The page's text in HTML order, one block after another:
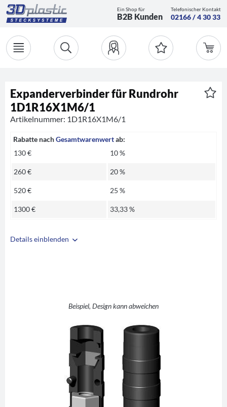
Ein Shop für
B2B Kunden
Telefonischer Kontakt
02166 / 4 30 33
Details einblenden
Beispiel, Design kann abweichen
Expanderverbinder für Rundrohr
1D1R16X1M6/1
Artikelnummer: 1D1R16X1M6/1
Rabatte nachGesamtwarenwertab:
130 €
10 %
260 € 20 %
520 € 25 %
1300 € 33,33 %